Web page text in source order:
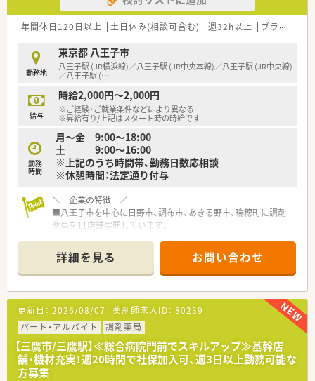
指し、新たに正社員の薬剤師を募集しています。
■これまでの保険調剤経験や管理薬剤師としてのスキルを活か
■患者様とのコミュニケーションを大切にし、周囲のスタッフと
協力しながら明るく柔軟に対応できる方が適しています。
【こんな取り組みをしています】
■サプリメントバーやヘルスケアラウンジの開設など、健康寿命
を延ばす次世代型店舗の構築を積極的に進めています。
■最新の錠剤監査システムや音声入力システムを全店に導入し、
医療安全の確保と対人業務の拡充に注力しています。
■女性活躍推進に力を入れており、厚生労働大臣より「えるぼ
し」の最高位認定を受けるなど労働環境を整備しています。
■美と健康の分野で地域社会に貢献することを目指し、全国に多
数のドラッグストアを展開する大手法人です。
■調剤併設型店舗の展開を積極的に推進しており、医療色の強い
安定した経営基盤と実績を誇っています。
■社員同士が互いをリスペクトし合う風通しの良い社風が根付
いており、自由度の高い挑戦を応援する風土があります。
年間休日120日以上 土日休み(相談可含む) 週32h以上 ブランク可
勤務地
東京都 八王子市
八王子駅 (JR横浜線)／八王子駅 (JR中央本線)／八王子駅 (JR中央線)
／八王子駅 (…
給与
時給2,000円～2,000円
※ご経験・ご就業条件などにより異なる
※昇給有り/上記はスタート時の時給です
勤務
時間
月～金 9:00～18:00
土 9:00～16:00
※上記のうち時間帯、勤務日数応相談
※休憩時間：法定通り付与
＼ 企業の特徴 ／
■八王子市を中心に日野市、調布市、あきる野市、瑞穂町に調剤
薬局を11店舗展開しています。
す。
■調剤薬局事業以外にも介護事業の関連会社を運営しており、安
定した経営基盤がございます。
■病院門前、面対応店舗、在宅メイン店舗など様々な店舗にてご
経験が積むことができます。
■在宅医療も以前から積極的に取り組み、八王子市において最も
施設・在宅が多く地域に根ざした展開を行っております。
■門前のドクターとも良い信頼関係ができているため疑義照会
等もしやすく
勉強会も処方元と行うなどストレスなくご勤務ができます。
詳細を見る お問い合わせ
更新日： 2026/08/07 薬剤師求人ID： 80239
パート・アルバイト
調剤薬局
【三鷹市/三鷹駅】≪総合病院門前でスキルアップ≫基幹店
舗・機材充実！週20時間で社保加入可、週3日以上勤務可能な
方募集